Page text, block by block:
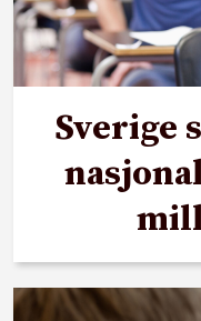
Sverige